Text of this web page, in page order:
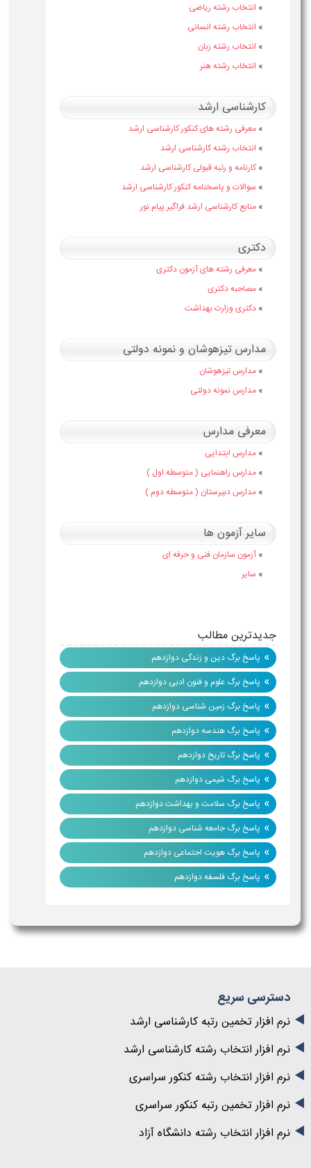
» انتخاب رشته ریاضی
» انتخاب رشته انسانی
» انتخاب رشته زبان
» انتخاب رشته هنر
کارشناسی ارشد
» معرفی رشته های کنکور کارشناسی ارشد
» انتخاب رشته کارشناسی ارشد
» کارنامه و رتبه قبولی کارشناسی ارشد
» سوالات و پاسخنامه کنکور کارشناسی ارشد
» منابع کارشناسی ارشد فراگیر پیام نور
دکتری
» معرفی رشته های آزمون دکتری
» مصاحبه دکتری
» دکتری وزارت بهداشت
مدارس تیزهوشان و نمونه دولتی
» مدارس تیزهوشان
» مدارس نمونه دولتی
معرفی مدارس
» مدارس ابتدایی
» مدارس راهنمایی ( متوسطه اول )
» مدارس دبیرستان ( متوسطه دوم )
سایر آزمون ها
» آزمون سازمان فنی و حرفه ای
» سایر
جدیدترین مطالب
» پاسخ برگ دین و زندگی دوازدهم
» پاسخ برگ علوم و فنون ادبی دوازدهم
» پاسخ برگ زمین شناسی دوازدهم
» پاسخ برگ هندسه دوازدهم
» پاسخ برگ تاریخ دوازدهم
» پاسخ برگ شیمی دوازدهم
» پاسخ برگ سلامت و بهداشت دوازدهم
» پاسخ برگ جامعه شناسی دوازدهم
» پاسخ برگ هویت اجتماعی دوازدهم
» پاسخ برگ فلسفه دوازدهم
دسترسی سریع
نرم افزار تخمین رتبه کارشناسی ارشد
نرم افزار انتخاب رشته کارشناسی ارشد
نرم افزار انتخاب رشته کنکور سراسری
نرم افزار تخمین رتبه کنکور سراسری
نرم افزار انتخاب رشته دانشگاه آزاد